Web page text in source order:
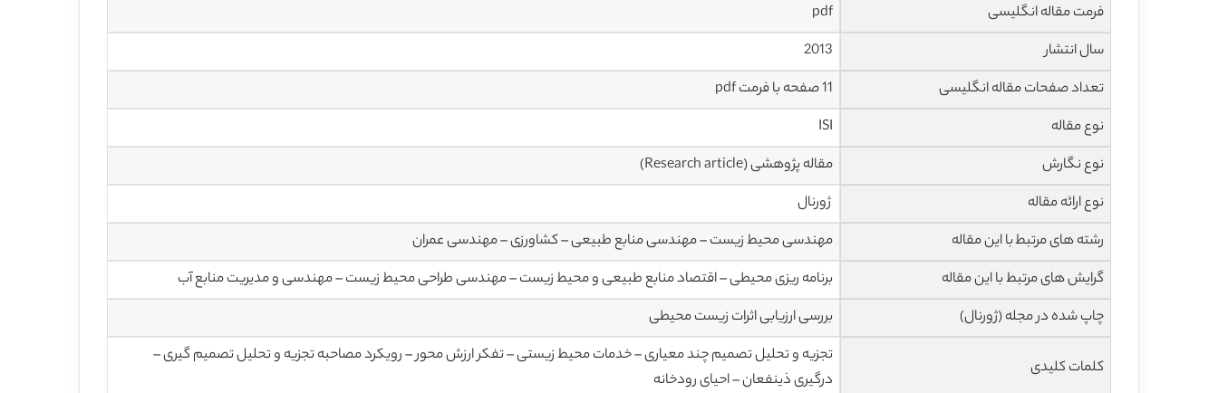
فرمت مقاله انگلیسی
pdf
سال انتشار
2013
تعداد صفحات مقاله انگلیسی
11 صفحه با فرمت pdf
نوع مقاله
ISI
نوع نگارش
مقاله پژوهشی (Research article)
نوع ارائه مقاله
ژورنال
رشته های مرتبط با این مقاله
مهندسی محیط زیست – مهندسی منابع طبیعی – کشاورزی – مهندسی عمران
گرایش های مرتبط با این مقاله
برنامه ریزی محیطی – اقتصاد منابع طبیعی و محیط زیست – مهندسی طراحی محیط زیست – مهندسی و مدیریت منابع آب
چاپ شده در مجله (ژورنال)
بررسی ارزیابی اثرات زیست محیطی
کلمات کلیدی
تجزیه و تحلیل تصمیم چند معیاری – خدمات محیط زیستی – تفکر ارزش محور – رویکرد مصاحبه تجزیه و تحلیل تصمیم گیری –
درگیری ذینفعان – احیای رودخانه